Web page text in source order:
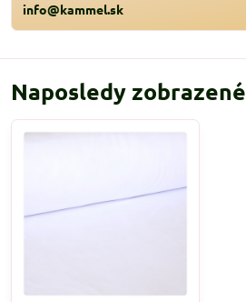
info@kammel.sk
Naposledy zobrazené